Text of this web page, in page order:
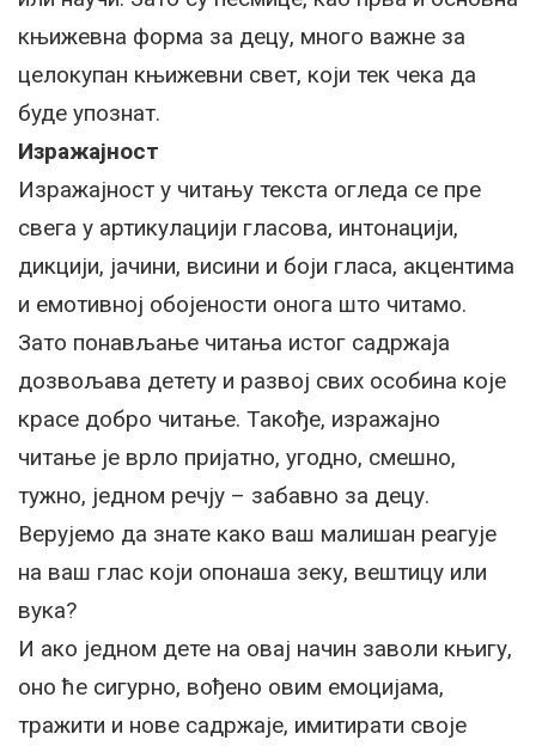
књижевна форма за децу, много важне за
целокупан књижевни свет, који тек чека да
буде упознат.
Изражајност
Изражајност у читању текста огледа се пре
свега у артикулацији гласова, интонацији,
дикцији, јачини, висини и боји гласа, акцентима
и емотивној обојености онога што читамо.
Зато понављање читања истог садржаја
дозвољава детету и развој свих особина које
красе добро читање. Такође, изражајно
читање је врло пријатно, угодно, смешно,
тужно, једном речју – забавно за децу.
Верујемо да знате како ваш малишан реагује
на ваш глас који опонаша зеку, вештицу или
вука?
И ако једном дете на овај начин заволи књигу,
оно ће сигурно, вођено овим емоцијама,
тражити и нове садржаје, имитирати своје